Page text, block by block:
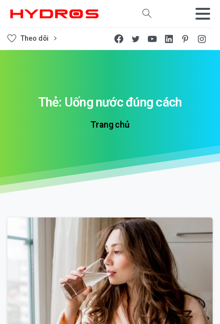
Tìm kiếm
Theo dõi
Thẻ: Uống nước đúng cách
Trang chủ
0 0